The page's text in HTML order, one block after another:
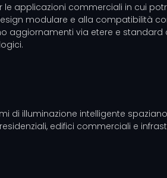
applicazioni commerciali in cui
modulare e alla compatibilità
aggiornamenti via etere e
di illuminazione intelligente
edifici commerciali e